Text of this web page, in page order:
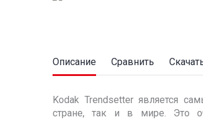
Описание Сравнить
Kodak Trendsetter является
стране, так и в мире. Это